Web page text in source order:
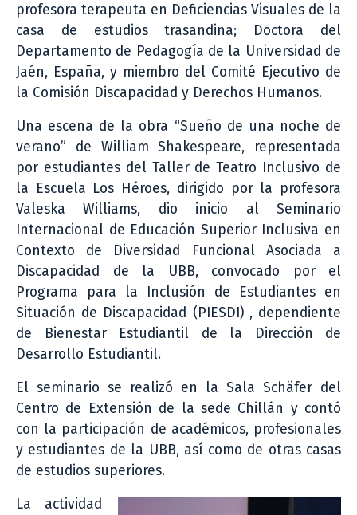
profesora terapeuta en Deficiencias Visuales de la
casa de estudios trasandina; Doctora del
Departamento de Pedagogía de la Universidad de
Jaén, España, y miembro del Comité Ejecutivo de
la Comisión Discapacidad y Derechos Humanos.
Una escena de la obra “Sueño de una noche de
verano” de William Shakespeare, representada
por estudiantes del Taller de Teatro Inclusivo de
la Escuela Los Héroes, dirigido por la profesora
Valeska Williams, dio inicio al Seminario
Internacional de Educación Superior Inclusiva en
Contexto de Diversidad Funcional Asociada a
Discapacidad de la UBB, convocado por el
Programa para la Inclusión de Estudiantes en
Situación de Discapacidad (PIESDI) , dependiente
de Bienestar Estudiantil de la Dirección de
Desarrollo Estudiantil.
El seminario se realizó en la Sala Schäfer del
Centro de Extensión de la sede Chillán y contó
con la participación de académicos, profesionales
y estudiantes de la UBB, así como de otras casas
de estudios superiores.
La actividad